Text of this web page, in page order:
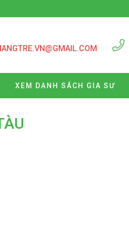
XEM DANH SÁCH GIA SƯ